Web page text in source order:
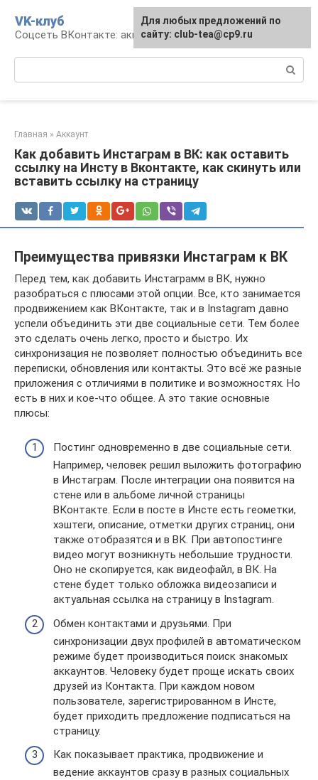
контенту
VK-клуб
Соцсеть ВКонтакте: аккаунт, общение, досуг
Главная » Аккаунт
Как добавить Инстаграм в ВК: как оставить
ссылку на Инсту в Вконтакте, как скинуть или
вставить ссылку на страницу
Преимущества привязки Инстаграм к ВК
Перед тем, как добавить Инстаграмм в ВК, нужно
разобраться с плюсами этой опции. Все, кто занимается
продвижением как ВКонтакте, так и в Instagram давно
успели объединить эти две социальные сети. Тем более
это сделать очень легко, просто и быстро. Их
синхронизация не позволяет полностью объединить все
переписки, обновления или контакты. Это всё же разные
приложения с отличиями в политике и возможностях. Но
есть в них и кое-что общее. А это такие основные
плюсы:
Постинг одновременно в две социальные сети.
Например, человек решил выложить фотографию
в Инстаграм. После интеграции она появится на
стене или в альбоме личной страницы
ВКонтакте. Если в посте в Инсте есть геометки,
хэштеги, описание, отметки других страниц, они
также отобразятся и в ВК. При автопостинге
видео могут возникнуть небольшие трудности.
Оно не скопируется, как видеофайл, в ВК. На
стене будет только обложка видеозаписи и
актуальная ссылка на страницу в Instagram.
Обмен контактами и друзьями. При
синхронизации двух профилей в автоматическом
режиме будет производиться поиск знакомых
аккаунтов. Человеку будет проще искать своих
друзей из Контакта. При каждом новом
пользователе, зарегистрированном в Инсте,
будет приходить предложение подписаться на
страницу.
Как показывает практика, продвижение и
ведение аккаунтов сразу в разных социальных
Для любых предложений по
сайту: club-tea@cp9.ru